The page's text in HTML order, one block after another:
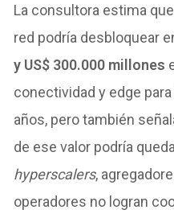
La consultora estima
red podría desbloquear
y US$ 300.000 millones
conectividad y edge
años, pero también
de ese valor podría
hyperscalers,
operadores no logran